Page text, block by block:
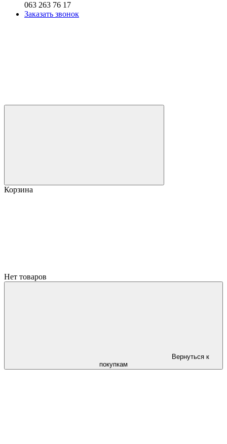
063 263 76 17
Заказать звонок
Корзина
Нет товаров
Вернуться к
покупкам